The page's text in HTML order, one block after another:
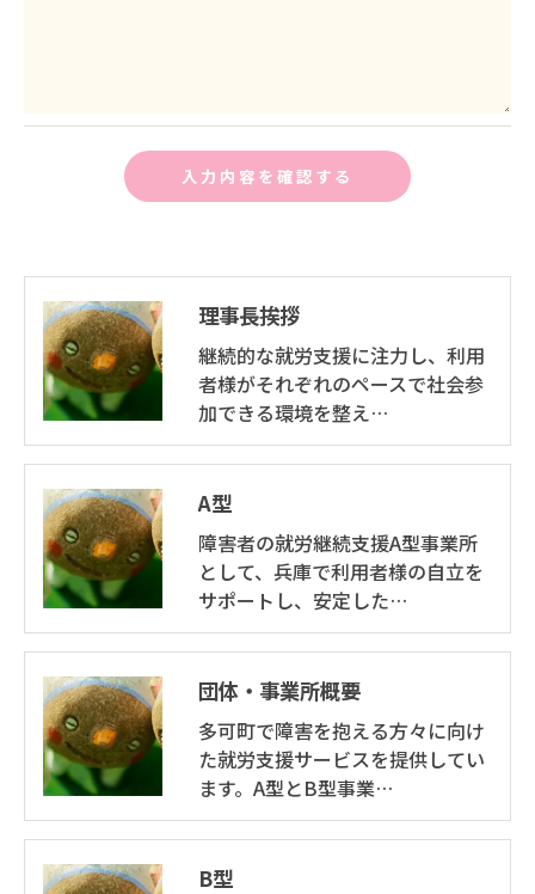
当社では、お客様の個人情報の開示･訂正･削除・利
す。
個人情報の開示･訂正･削除・利用停止の具体的手続
きにつきましては、お電話でお問合せ下さい。
理事長挨拶
継続的な就労支援に注力し、利用
者様がそれぞれのペースで社会参
加できる環境を整え…
A型
障害者の就労継続支援A型事業所
として、兵庫で利用者様の自立を
サポートし、安定した…
団体・事業所概要
多可町で障害を抱える方々に向け
た就労支援サービスを提供してい
ます。A型とB型事業…
B型